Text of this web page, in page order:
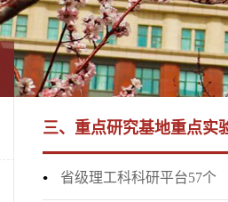
三、重点研究基地重点实
省级理工科科研平台57个